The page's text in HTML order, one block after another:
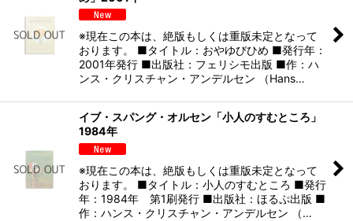
※現在この本は、絶版もしくは重版未定となって
おります。 ■タイトル：おやゆびひめ ■発行年：
2001年発行 ■出版社：フェリシモ出版 ■作：ハ
ンス・クリスチャン・アンデルセン （Hans…
イブ・スパング・オルセン「小人のすむところ」
1984年
※現在この本は、絶版もしくは重版未定となって
おります。 ■タイトル：小人のすむところ ■発行
年：1984年 第1刷発行 ■出版社：ほるぷ出版 ■
作：ハンス・クリスチャン・アンデルセン （…